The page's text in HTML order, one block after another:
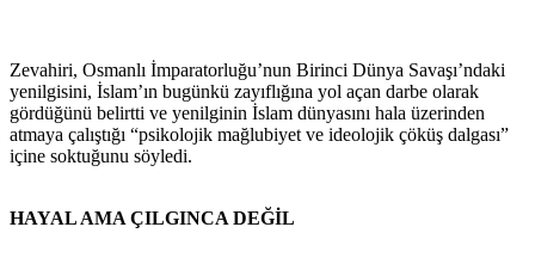
Zevahiri, Osmanlı İmparatorluğu’nun Birinci Dünya Savaşı’ndaki
yenilgisini, İslam’ın bugünkü zayıflığına yol açan darbe olarak
gördüğünü belirtti ve yenilginin İslam dünyasını hala üzerinden
atmaya çalıştığı “psikolojik mağlubiyet ve ideolojik çöküş dalgası”
içine soktuğunu söyledi.
HAYAL AMA ÇILGINCA DEĞİL